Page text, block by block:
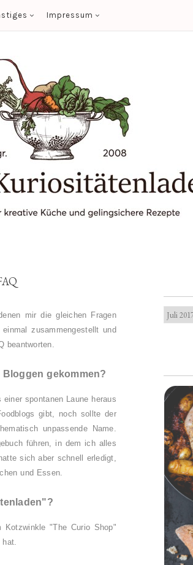
Impressum
mir die gleichen Fragen
zusammengestellt und
beantworten.
gekommen?
spontanen Laune heraus
gibt, noch sollte der
unpassende Name.
führen, in dem ich alles
sich aber schnell erledigt,
und Essen.
"The Curio Shop"
hat.